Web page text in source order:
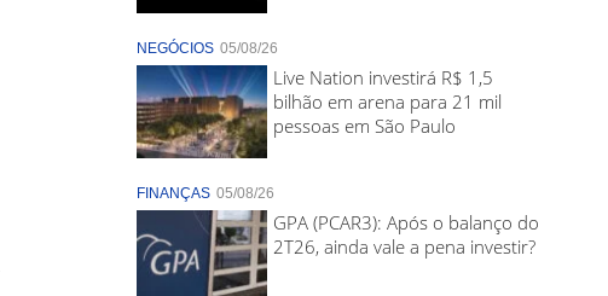
NEGÓCIOS 05/08/26
Live Nation investirá R$ 1,5
bilhão em arena para 21 mil
pessoas em São Paulo
FINANÇAS 05/08/26
GPA (PCAR3): Após o balanço do
2T26, ainda vale a pena investir?